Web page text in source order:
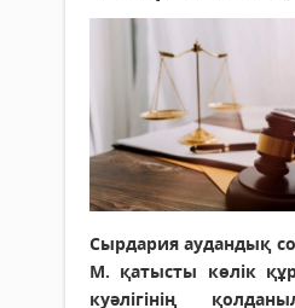
Сырдария аудандық
М. қатысты көлік
куәлігінің